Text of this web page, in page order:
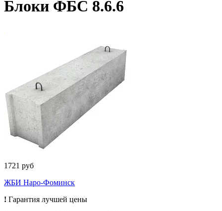
Блоки ФБС 8.6.6
1721 руб
ЖБИ Наро-Фоминск
! Гарантия лучшей цены